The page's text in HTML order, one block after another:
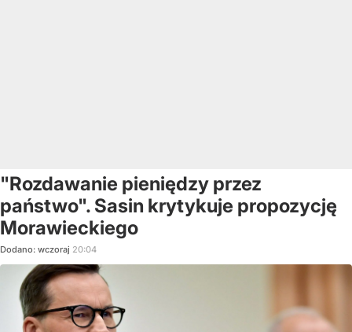
"Rozdawanie pieniędzy przez
państwo". Sasin krytykuje propozycję
Morawieckiego
Dodano: wczoraj 20:04